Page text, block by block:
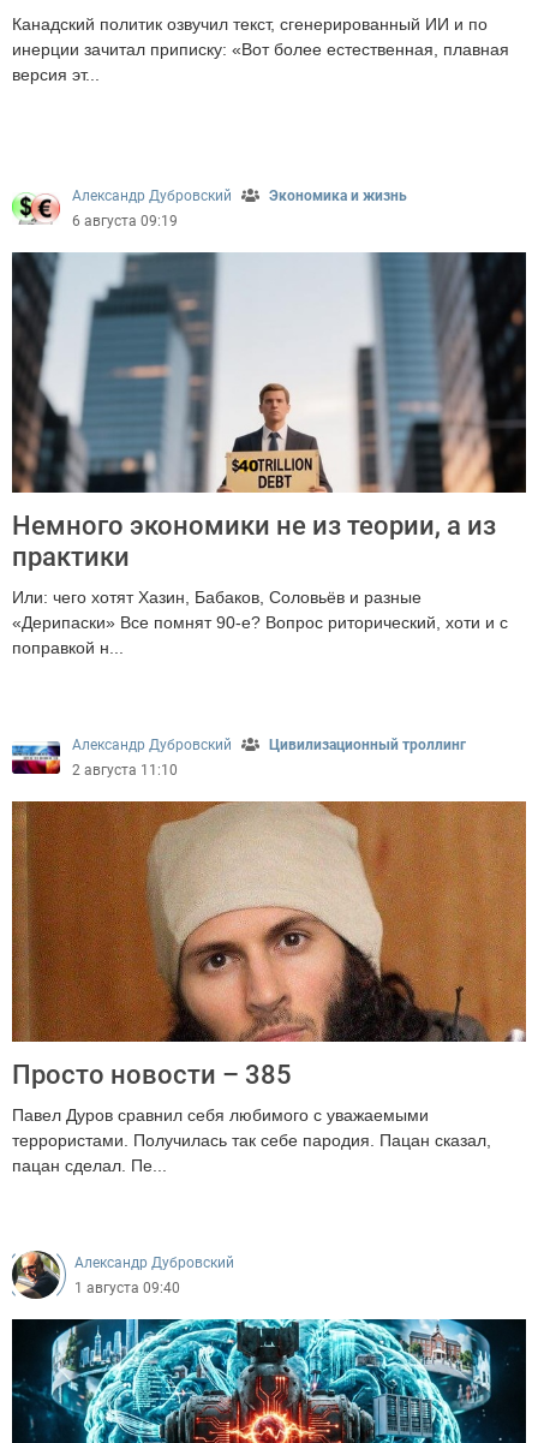
Канадский политик озвучил текст, сгенерированный ИИ и по
инерции зачитал приписку: «Вот более естественная, плавная
версия эт...
Александр Дубровский
Экономика и жизнь
6 августа 09:19
Немного экономики не из теории, а из
практики
Или: чего хотят Хазин, Бабаков, Соловьёв и разные
«Дерипаски» Все помнят 90-е? Вопрос риторический, хоти и с
поправкой н...
Александр Дубровский
Цивилизационный троллинг
2 августа 11:10
Просто новости – 385
Павел Дуров сравнил себя любимого с уважаемыми
террористами. Получилась так себе пародия. Пацан сказал,
пацан сделал. Пе...
Александр Дубровский
1 августа 09:40